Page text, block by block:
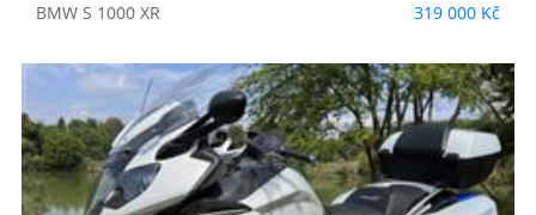
BMW S 1000 XR 319 000 Kč